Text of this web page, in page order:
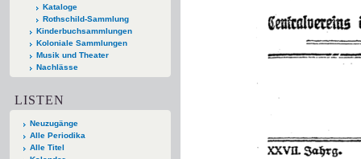
Kataloge
Rothschild-Sammlung
Kinderbuchsammlungen
Koloniale Sammlungen
Musik und Theater
Nachlässe
LISTEN
Neuzugänge
Alle Periodika
Alle Titel